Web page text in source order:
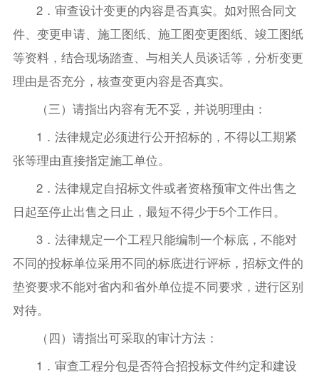
2．审查设计变更的内容是否真实。如对照合同文
件、变更申请、施工图纸、施工图变更图纸、竣工图纸
等资料，结合现场踏查、与相关人员谈话等，分析变更
理由是否充分，核查变更内容是否真实。
（三）请指出内容有无不妥，并说明理由：
1．法律规定必须进行公开招标的，不得以工期紧
张等理由直接指定施工单位。
2．法律规定自招标文件或者资格预审文件出售之
日起至停止出售之日止，最短不得少于5个工作日。
3．法律规定一个工程只能编制一个标底，不能对
不同的投标单位采用不同的标底进行评标，招标文件的
垫资要求不能对省内和省外单位提不同要求，进行区别
对待。
（四）请指出可采取的审计方法：
1．审查工程分包是否符合招投标文件约定和建设